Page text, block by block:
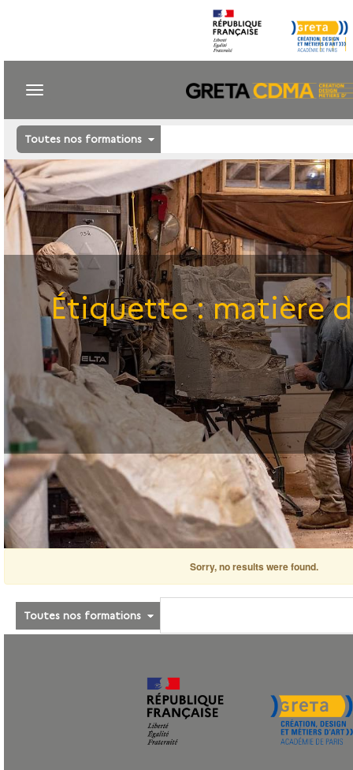
Toutes nos formations
Étiquette :matière
Sorry, no results were found.
Toutes nos formations